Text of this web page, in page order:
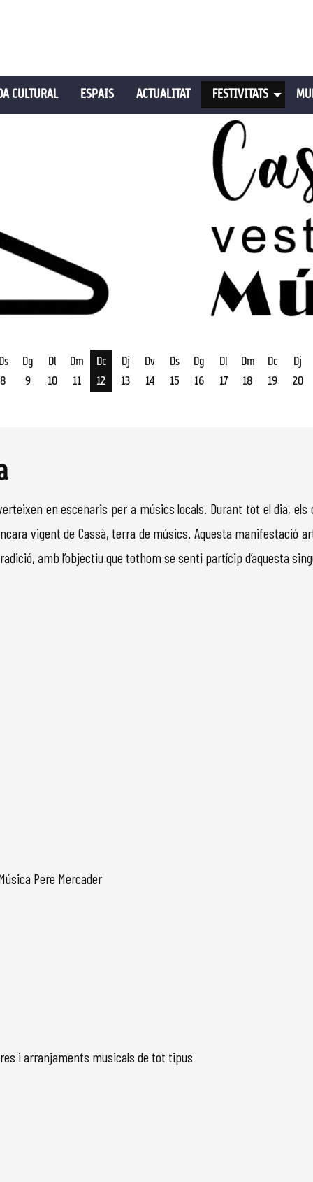
CULTURAL ESPAIS ACTUALITAT FESTIVITATS
8
Dg
9
Dl
10
Dm
11
Dc
12
Dj
13
Dv
14
Ds
15
Dg
16
Dl
17
Dm
18
Dc
19
Dj
20
en escenaris per a músics locals. Durant tot el dia,
vigent de Cassà, terra de músics. Aquesta manifestació
amb l’objectiu que tothom se senti partícip d’aquesta
Pere Mercader
i arranjaments musicals de tot tipus